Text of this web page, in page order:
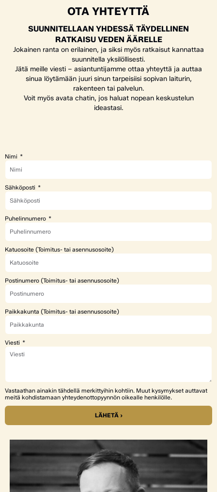
OTA YHTEYTTÄ
SUUNNITELLAAN YHDESSÄ TÄYDELLINEN
RATKAISU VEDEN ÄÄRELLE
Jokainen ranta on erilainen, ja siksi myös ratkaisut kannattaa
suunnitella yksilöllisesti.
Jätä meille viesti – asiantuntijamme ottaa yhteyttä ja auttaa
sinua löytämään juuri sinun tarpeisiisi sopivan laiturin,
rakenteen tai palvelun.
Voit myös avata chatin, jos haluat nopean keskustelun
ideastasi.
Nimi
Sähköposti
Puhelinnumero
Katuosoite (Toimitus- tai asennusosoite)
Postinumero (Toimitus- tai asennusosoite)
Paikkakunta (Toimitus- tai asennusosoite)
Viesti
Vastaathan ainakin tähdellä merkittyihin kohtiin. Muut kysymykset auttavat
meitä kohdistamaan yhteydenottopyynnön oikealle henkilölle.
LÄHETÄ ›